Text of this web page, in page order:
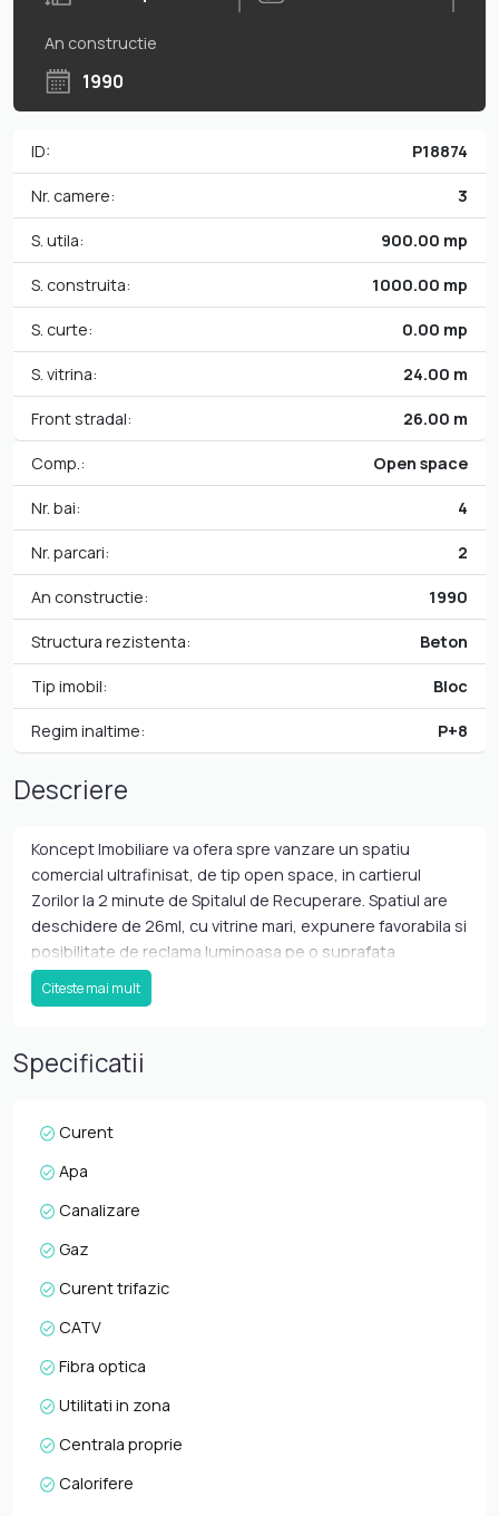
An constructie
1990
ID: P18874
Nr. camere: 3
S. utila: 900.00 mp
S. construita: 1000.00 mp
S. curte: 0.00 mp
S. vitrina: 24.00 m
Front stradal: 26.00 m
Comp.: Open space
Nr. bai: 4
Nr. parcari: 2
An constructie: 1990
Structura rezistenta: Beton
Tip imobil: Bloc
Regim inaltime: P+8
Descriere
Koncept Imobiliare va ofera spre vanzare un spatiu
comercial ultrafinisat, de tip open space, in cartierul
Zorilor la 2 minute de Spitalul de Recuperare. Spatiul are
deschidere de 26ml, cu vitrine mari, expunere favorabila si
posibilitate de reclama luminoasa pe o suprafata
generoasa a blocului. Accesul se face prin 5 puncte
distincte, iar structura blocului permite
Spatiu este ideal pentru orice tip de activitate comerciala,
birouri cu sau fara public, banca, activitati medicale, etc.
sau pentru a afla oferta noastra completa, nu ezitati sa
noastre de pe str. Aviator Badescu nr. 19, Cluj-Napoca.
Citeste mai mult
Specificatii
Curent
Apa
Canalizare
Gaz
Curent trifazic
CATV
Fibra optica
Utilitati in zona
Centrala proprie
Calorifere